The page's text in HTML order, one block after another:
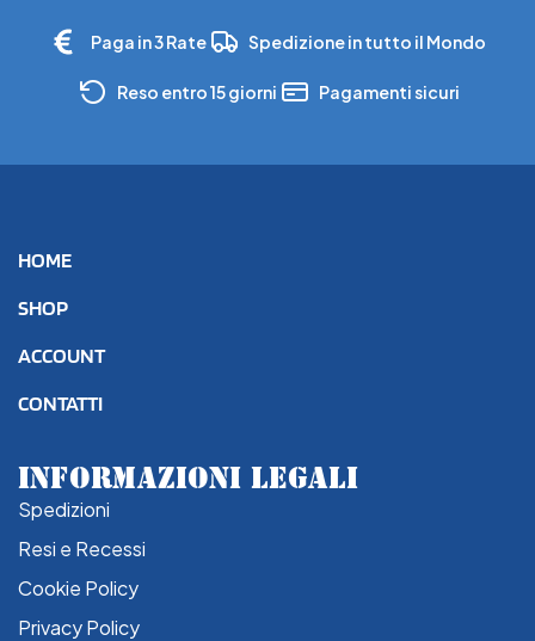
Paga in 3 Rate Spedizione in tutto il Mondo
Reso entro 15 giorni Pagamenti sicuri
HOME
SHOP
ACCOUNT
CONTATTI
INFORMAZIONI LEGALI
Spedizioni
Resi e Recessi
Cookie Policy
Privacy Policy